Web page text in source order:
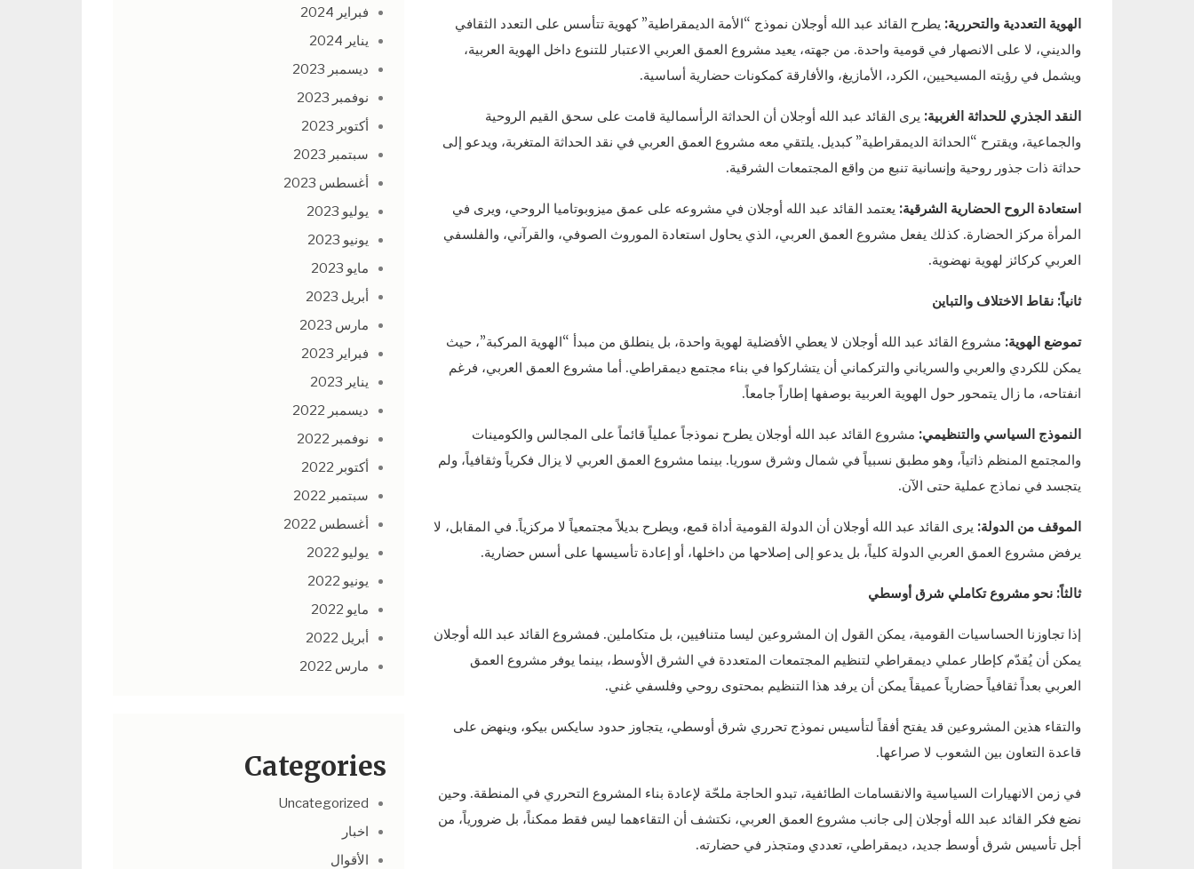
الهوية التعددية والتحررية: يطرح القائد عبد الله أوجلان نموذج “الأمة الديمقراطية” كهوية تتأسس على التعدد الثقافي
والديني، لا على الانصهار في قومية واحدة. من جهته، يعيد مشروع العمق العربي الاعتبار للتنوع داخل الهوية العربية،
ويشمل في رؤيته المسيحيين، الكرد، الأمازيغ، والأفارقة كمكونات حضارية أساسية.
النقد الجذري للحداثة الغربية: يرى القائد عبد الله أوجلان أن الحداثة الرأسمالية قامت على سحق القيم الروحية
والجماعية، ويقترح “الحداثة الديمقراطية” كبديل. يلتقي معه مشروع العمق العربي في نقد الحداثة المتغربة، ويدعو إلى
حداثة ذات جذور روحية وإنسانية تنبع من واقع المجتمعات الشرقية.
استعادة الروح الحضارية الشرقية: يعتمد القائد عبد الله أوجلان في مشروعه على عمق ميزوبوتاميا الروحي، ويرى في
المرأة مركز الحضارة. كذلك يفعل مشروع العمق العربي، الذي يحاول استعادة الموروث الصوفي، والقرآني، والفلسفي
العربي كركائز لهوية نهضوية.
ثانياً: نقاط الاختلاف والتباين
تموضع الهوية: مشروع القائد عبد الله أوجلان لا يعطي الأفضلية لهوية واحدة، بل ينطلق من مبدأ “الهوية المركبة”، حيث
يمكن للكردي والعربي والسرياني والتركماني أن يتشاركوا في بناء مجتمع ديمقراطي. أما مشروع العمق العربي، فرغم
انفتاحه، ما زال يتمحور حول الهوية العربية بوصفها إطاراً جامعاً.
النموذج السياسي والتنظيمي: مشروع القائد عبد الله أوجلان يطرح نموذجاً عملياً قائماً على المجالس والكومينات
والمجتمع المنظم ذاتياً، وهو مطبق نسبياً في شمال وشرق سوريا. بينما مشروع العمق العربي لا يزال فكرياً وثقافياً، ولم
يتجسد في نماذج عملية حتى الآن.
الموقف من الدولة: يرى القائد عبد الله أوجلان أن الدولة القومية أداة قمع، ويطرح بديلاً مجتمعياً لا مركزياً. في المقابل، لا
يرفض مشروع العمق العربي الدولة كلياً، بل يدعو إلى إصلاحها من داخلها، أو إعادة تأسيسها على أسس حضارية.
ثالثاً: نحو مشروع تكاملي شرق أوسطي
إذا تجاوزنا الحساسيات القومية، يمكن القول إن المشروعين ليسا متنافيين، بل متكاملين. فمشروع القائد عبد الله أوجلان
يمكن أن يُقدّم كإطار عملي ديمقراطي لتنظيم المجتمعات المتعددة في الشرق الأوسط، بينما يوفر مشروع العمق
العربي بعداً ثقافياً حضارياً عميقاً يمكن أن يرفد هذا التنظيم بمحتوى روحي وفلسفي غني.
والتقاء هذين المشروعين قد يفتح أفقاً لتأسيس نموذج تحرري شرق أوسطي، يتجاوز حدود سايكس بيكو، وينهض على
قاعدة التعاون بين الشعوب لا صراعها.
في زمن الانهيارات السياسية والانقسامات الطائفية، تبدو الحاجة ملحّة لإعادة بناء المشروع التحرري في المنطقة. وحين
نضع فكر القائد عبد الله أوجلان إلى جانب مشروع العمق العربي، نكتشف أن التقاءهما ليس فقط ممكناً، بل ضرورياً، من
أجل تأسيس شرق أوسط جديد، ديمقراطي، تعددي ومتجذر في حضارته.
فبراير 2024
يناير 2024
ديسمبر 2023
نوفمبر 2023
أكتوبر 2023
سبتمبر 2023
أغسطس 2023
يوليو 2023
يونيو 2023
مايو 2023
أبريل 2023
مارس 2023
فبراير 2023
يناير 2023
ديسمبر 2022
نوفمبر 2022
أكتوبر 2022
سبتمبر 2022
أغسطس 2022
يوليو 2022
يونيو 2022
مايو 2022
أبريل 2022
مارس 2022
Categories
Uncategorized
اخبار
الأقوال